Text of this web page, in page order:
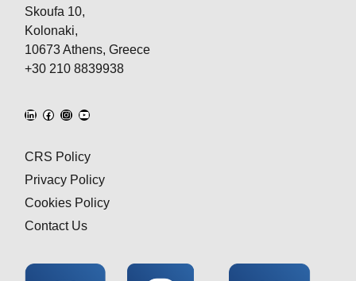
Skoufa 10,
Kolonaki,
10673 Athens, Greece
+30 210 8839938
CRS Policy
Privacy Policy
Cookies Policy
Contact Us